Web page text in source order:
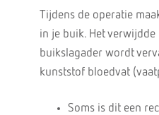
Tijdens de operatie
in je buik. Het verwijdde
buikslagader wordt
kunststof bloedvat
Soms is dit een